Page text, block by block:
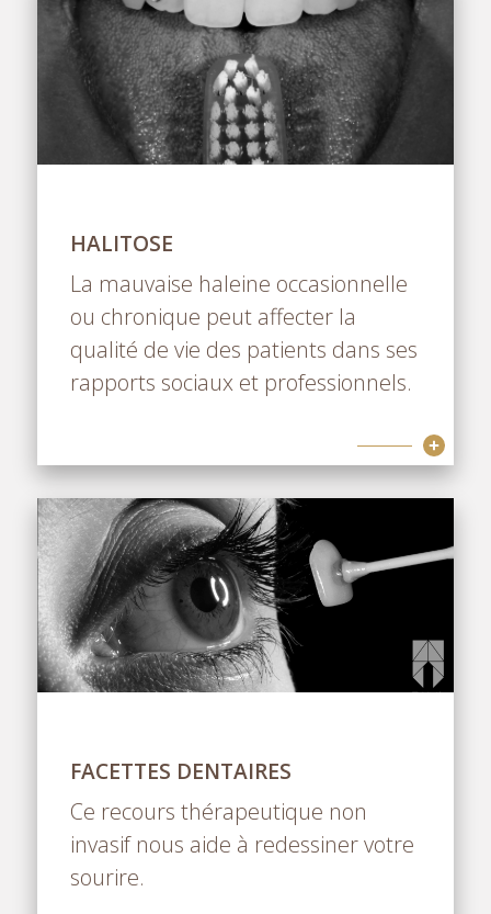
HALITOSE
La mauvaise haleine occasionnelle
ou chronique peut affecter la
qualité de vie des patients dans ses
rapports sociaux et professionnels.
FACETTES DENTAIRES
Ce recours thérapeutique non
invasif nous aide à redessiner votre
sourire.